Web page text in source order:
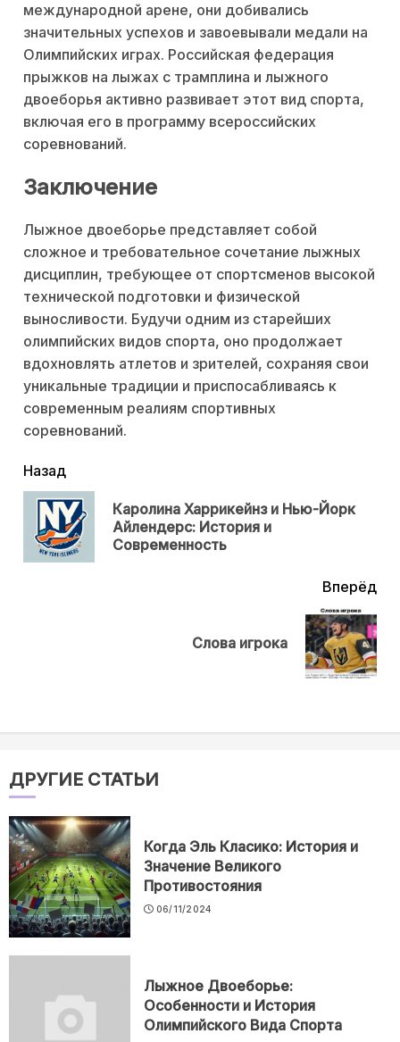
международной арене, они добивались
значительных успехов и завоевывали медали на
Олимпийских играх. Российская федерация
прыжков на лыжах с трамплина и лыжного
двоеборья активно развивает этот вид спорта,
включая его в программу всероссийских
соревнований.
Заключение
Лыжное двоеборье представляет собой
сложное и требовательное сочетание лыжных
дисциплин, требующее от спортсменов высокой
технической подготовки и физической
выносливости. Будучи одним из старейших
олимпийских видов спорта, оно продолжает
вдохновлять атлетов и зрителей, сохраняя свои
уникальные традиции и приспосабливаясь к
современным реалиям спортивных
соревнований.
читать
еще
Назад
Каролина Харрикейнз и Нью-Йорк
Айлендерс: История и
Современность
Вперёд
Слова игрока
ДРУГИЕ СТАТЬИ
Когда Эль Класико: История и
Значение Великого
Противостояния
06/11/2024
Лыжное Двоеборье:
Особенности и История
Олимпийского Вида Спорта